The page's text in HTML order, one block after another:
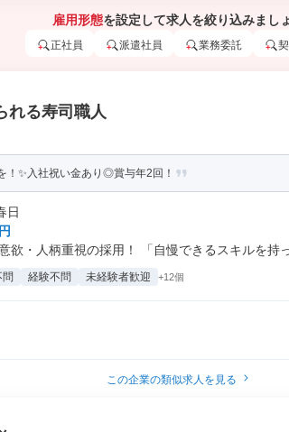
雇用形態を設定して求人を絞り込みまし
正社員 派遣社員 業務委託
れる寿司職人
！✨入社祝い金あり◎賞与年2回！
日
欲・人柄重視の採用！ 「自慢できるスキルを持
問 経験不問 未経験者歓迎 +12個
この企業の類似求人を見る